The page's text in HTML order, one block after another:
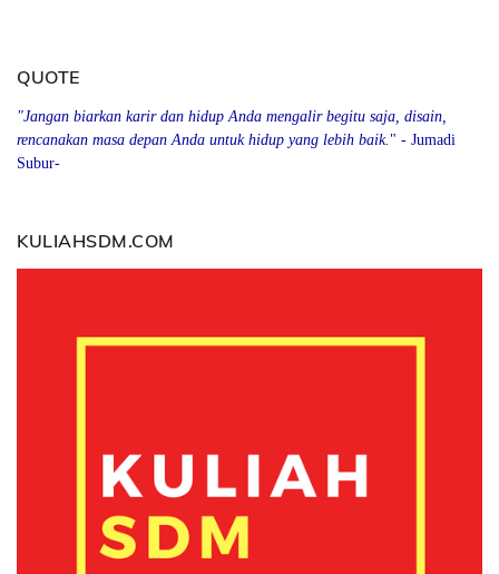
QUOTE
"Jangan biarkan karir dan hidup Anda mengalir begitu saja, disain,
rencanakan masa depan Anda untuk hidup yang lebih baik. " - Jumadi
Subur-
KULIAHSDM.COM